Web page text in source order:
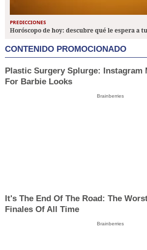
PREDICCIONES
Horóscopo de hoy: descubre qué le espera a
CONTENIDO PROMOCIONADO
Plastic Surgery Splurge: Instagram
For Barbie Looks
Brainberries
It's The End Of The Road: The
Finales Of All Time
Brainberries